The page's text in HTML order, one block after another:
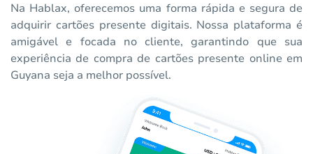
Na Hablax, oferecemos uma forma rápida e segura de
adquirir cartões presente digitais. Nossa plataforma é
amigável e focada no cliente, garantindo que sua
experiência de compra de cartões presente online em
Guyana seja a melhor possível.